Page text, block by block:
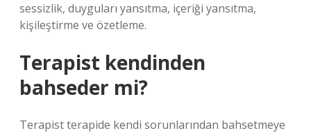
sessizlik, duyguları yansıtma, içeriği yansıtma,
kişileştirme ve özetleme.
Terapist kendinden
bahseder mi?
Terapist terapide kendi sorunlarından bahsetmeye